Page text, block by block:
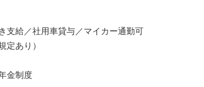
支給／社用車貸与／マイカー通勤可
定あり）
金制度